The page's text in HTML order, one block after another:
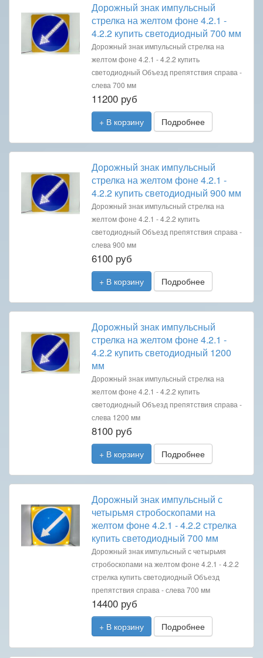
Дорожный знак импульсный
стрелка на желтом фоне 4.2.1 -
4.2.2 купить светодиодный 700 мм
Дорожный знак импульсный стрелка на
желтом фоне 4.2.1 - 4.2.2 купить
светодиодный Объезд препятствия справа -
слева 700 мм
11200 руб
+ В корзину Подробнее
Дорожный знак импульсный
стрелка на желтом фоне 4.2.1 -
4.2.2 купить светодиодный 900 мм
Дорожный знак импульсный стрелка на
желтом фоне 4.2.1 - 4.2.2 купить
светодиодный Объезд препятствия справа -
слева 900 мм
6100 руб
+ В корзину Подробнее
Дорожный знак импульсный
стрелка на желтом фоне 4.2.1 -
4.2.2 купить светодиодный 1200
мм
Дорожный знак импульсный стрелка на
желтом фоне 4.2.1 - 4.2.2 купить
светодиодный Объезд препятствия справа -
слева 1200 мм
8100 руб
+ В корзину Подробнее
Дорожный знак импульсный с
четырьмя стробоскопами на
желтом фоне 4.2.1 - 4.2.2 стрелка
купить светодиодный 700 мм
Дорожный знак импульсный с четырьмя
стробоскопами на желтом фоне 4.2.1 - 4.2.2
стрелка купить светодиодный Объезд
препятствия справа - слева 700 мм
14400 руб
+ В корзину Подробнее